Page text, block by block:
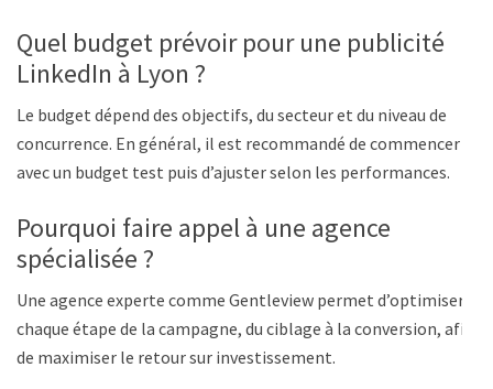
Quel budget prévoir pour une publicité
LinkedIn à Lyon ?
Le budget dépend des objectifs, du secteur et du niveau de
concurrence. En général, il est recommandé de commencer
avec un budget test puis d’ajuster selon les performances.
Pourquoi faire appel à une agence
spécialisée ?
Une agence experte comme Gentleview permet d’optimiser
chaque étape de la campagne, du ciblage à la conversion, afin
de maximiser le retour sur investissement.